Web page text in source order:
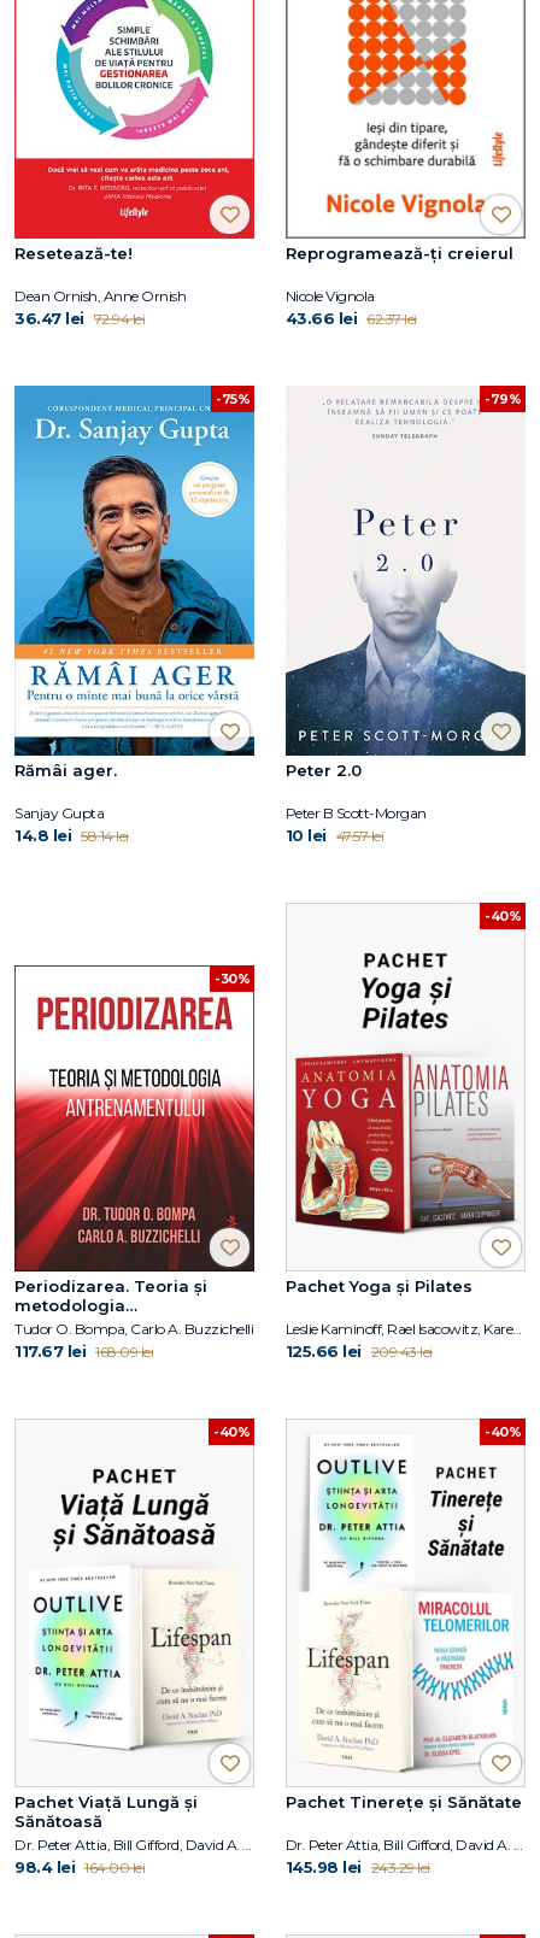
Resetează-te!
Dean Ornish, Anne Ornish
36.47 lei 72.94 lei
Reprogramează-ți creierul
Nicole Vignola
43.66 lei 62.37 lei
-75%
Rămâi ager.
Sanjay Gupta
14.8 lei 58.14 lei
-79%
Peter 2.0
Peter B Scott-Morgan
10 lei 47.57 lei
-30%
Periodizarea. Teoria și
metodologia
antrenamentului
Tudor O. Bompa, Carlo A. Buzzichelli
117.67 lei 168.09 lei
-40%
Pachet Yoga și Pilates
Leslie Kaminoff, Rael Isacowitz, Karen Clippinger
125.66 lei 209.43 lei
-40%
Pachet Viață Lungă și
Sănătoasă
Dr. Peter Attia, Bill Gifford, David A. Sinclair PhD
98.4 lei 164.00 lei
-40%
Pachet Tinerețe și Sănătate
Dr. Peter Attia, Bill Gifford, David A. Sinclair PhD, Elizabeth Blackburn, Elissa Epel
145.98 lei 243.29 lei